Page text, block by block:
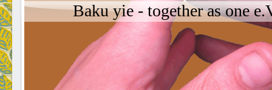
Baku yie - together as one